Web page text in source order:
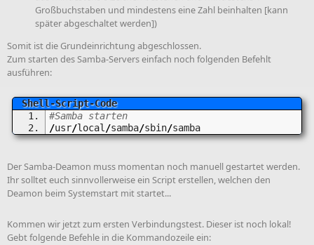
Großbuchstaben und mindestens eine Zahl beinhalten [kann
später abgeschaltet werden])
Somit ist die Grundeinrichtung abgeschlossen.
Zum starten des Samba-Servers einfach noch folgenden Befehlt
ausführen:
#Samba starten
/usr/local /samba/sbin/samba
Der Samba-Deamon muss momentan noch manuell gestartet werden.
Ihr solltet euch sinnvollerweise ein Script erstellen, welchen den
Deamon beim Systemstart mit startet...
Kommen wir jetzt zum ersten Verbindungstest. Dieser ist noch lokal!
Gebt folgende Befehle in die Kommandozeile ein: